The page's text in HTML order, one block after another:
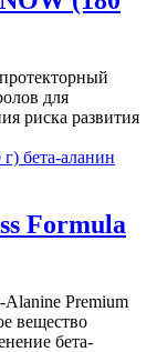
для
риска развития
Formula
Premium
вещество
бета-